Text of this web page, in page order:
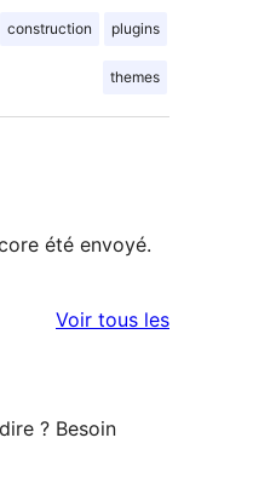
construction plugins
themes
été envoyé.
Voir tous lesavis
? Besoin